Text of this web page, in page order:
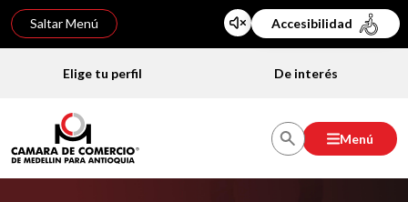
Saltar Menú Accesibilidad
Elige tu perfil De interés
Menú